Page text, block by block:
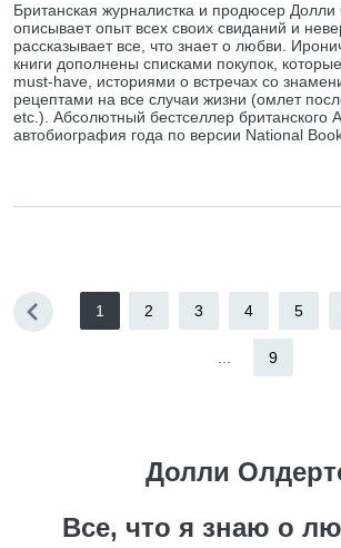
Британская журналистка и продюсер
описывает опыт всех своих свиданий и
рассказывает все, что знает о любви.
книги дополнены списками покупок,
must-have, историями о встречах со
рецептами на все случаи жизни (омлет
etc.). Абсолютный бестселлер британского
автобиография года по версии National
1 2 3 4 5
9
Долли
Все, что я знаю о